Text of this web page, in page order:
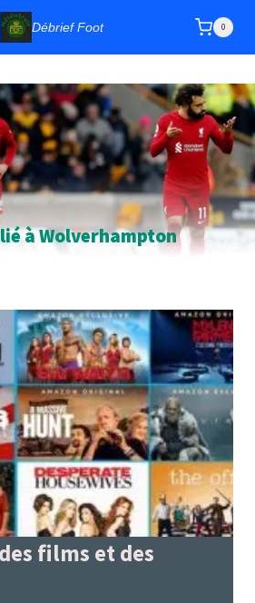
Débrief Foot 0
à Wolverhampton
films et des